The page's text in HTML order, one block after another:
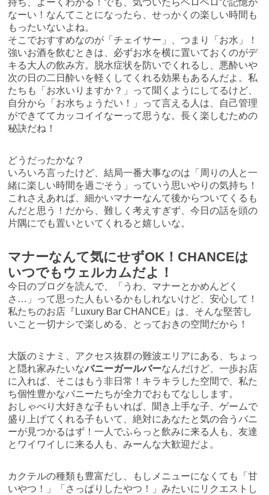
持ち、よーくわかる！でも、気づいたらベロベロで記憶が
なーい！なんてことになったら、せっかくの楽しい時間も
もったいないよね。
そこでおすすめなのが「チェイサー」、つまり「お水」！
強いお酒を飲むときは、必ずお水を横に置いておくのがデ
キる大人の飲み方。脱水症状を防いでくれるし、悪酔いや
次の日の二日酔いを軽くしてくれる効果もあるんだよ。私
たちも「お水いりますか？」って聞くようにしてるけど、
自分から「お水ちょうだい！」って言える人は、自己管理
ができててカッコイイなーって思うな。長く楽しむための
秘訣だね！
どうだったかな？
いろいろ言ったけど、結局一番大事なのは「周りの人と一
緒に楽しい時間を過ごそう」っていう思いやりの気持ち！
これさえあれば、細かいマナーなんて後からついてくるも
んだと思う！だから、難しく考えすぎず、今日の話を頭の
片隅にでも置いといてくれると嬉しいな。
マナーなんて気にせずOK！CHANCEは
いつでもウェルカムだよ！
今日のブログを読んで、「うわ、マナーとかめんどく
さ…」って思った人もいるかもしれないけど、安心して！
私たちのお店『Luxury Bar CHANCE』は、そんな堅苦し
いこと一切ナシで楽しめる、とっておきの空間だから！
大阪のミナミ、アクセス抜群の難波エリアにある、ちょっ
と隠れ家みたいなバニーガールバーなんだけど、一歩お店
に入れば、そこはもう非日常！キラキラした空間で、私た
ち個性豊かなバニーたちが全力でおもてなしします。
おしゃべり大好きな子もいれば、聞き上手な子、ゲームで
盛り上げてくれる子もいて、絶対にあなたと気の合うバニ
ーが見つかるはず！一人でふらっと飲みに来る人も、友達
とワイワイしに来る人も、みーんな大歓迎だよ。
カクテルの種類も豊富だし、もしメニューになくても「甘
いやつ！」「さっぱりしたやつ！」みたいにリクエストし